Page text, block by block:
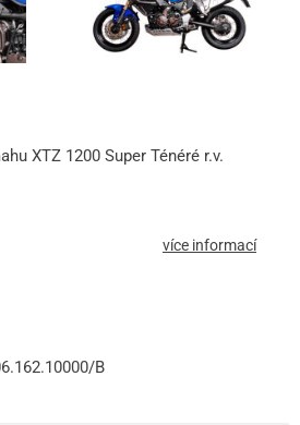
XTZ 1200 Super Ténéré r.v.
více informací
B